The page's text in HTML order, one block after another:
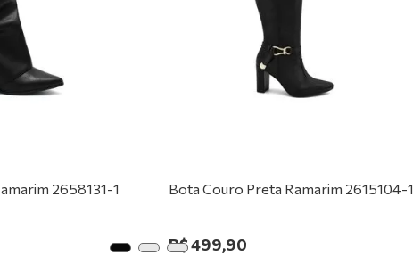
2658131-1 Bota Couro Preta Ramarim 2615104-1
R$499,90